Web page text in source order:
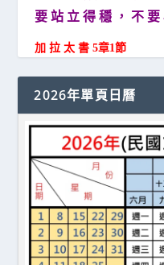
要 站 立 得 穩 ， 不 要
加 拉 太 書 5章1節
2026年單頁日曆